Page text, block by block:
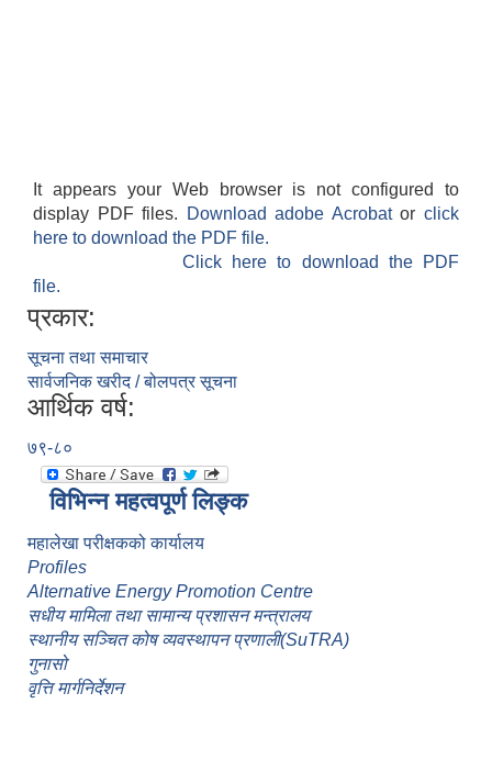
It appears your Web browser is not configured to
display PDF files.
Download adobe Acrobatorclick
here to download the PDF file.
Click here to download the PDF
file.
प्रकार:
सूचना तथा समाचार
सार्वजनिक खरीद / बोलपत्र सूचना
आर्थिक वर्ष:
७९-८०
विभिन्न महत्वपूर्ण लिङ्क
महालेखा परीक्षकको कार्यालय
Profiles
Alternative Energy Promotion Centre
सधीय मामिला तथा सामान्य प्रशासन मन्त्रालय
स्थानीय सञ्चित कोष व्यवस्थापन प्रणाली(SuTRA)
गुनासो
वृत्ति मार्गनिर्देशन